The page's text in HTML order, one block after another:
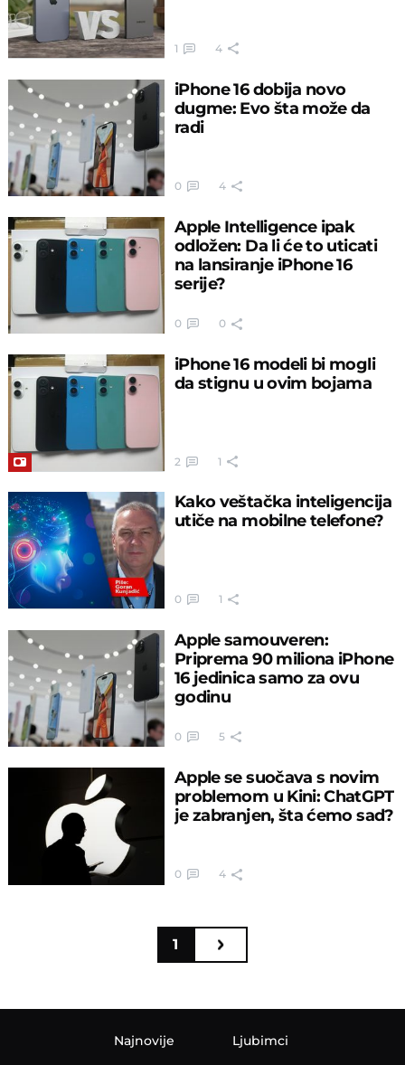
1 4
iPhone 16 dobija novo
dugme: Evo šta može da
radi
0 4
Apple Intelligence ipak
odložen: Da li će to uticati
na lansiranje iPhone 16
serije?
0 0
iPhone 16 modeli bi mogli
da stignu u ovim bojama
2 1
Kako veštačka inteligencija
utiče na mobilne telefone?
0 1
Apple samouveren:
Priprema 90 miliona iPhone
16 jedinica samo za ovu
godinu
0 5
Apple se suočava s novim
problemom u Kini: ChatGPT
je zabranjen, šta ćemo sad?
0 4
1
Najnovije Ljubimci